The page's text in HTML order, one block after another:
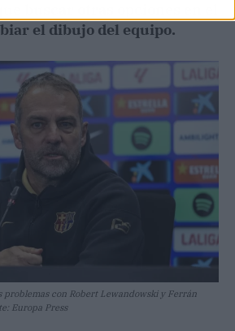
el dibujo del equipo.
problemas con Robert Lewandowski y Ferrán
Europa Press